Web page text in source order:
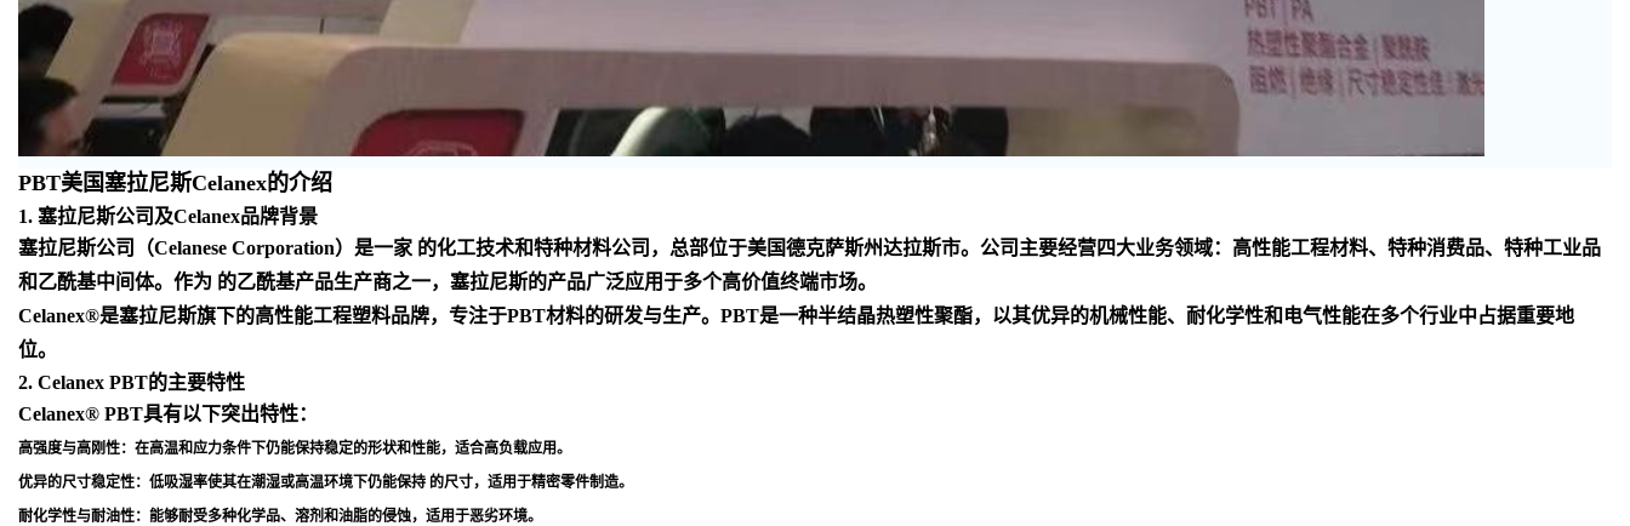
PBT美国塞拉尼斯Celanex的介绍
1. 塞拉尼斯公司及Celanex品牌背景
塞拉尼斯公司（Celanese Corporation）是一家 的化工技术和特种材料公司，总部位于美国德克萨斯州达拉斯市。公司主要经营四大业务领域：高性能工程材料、特种消费品、特种工业品
和乙酰基中间体。作为 的乙酰基产品生产商之一，塞拉尼斯的产品广泛应用于多个高价值终端市场。
Celanex®是塞拉尼斯旗下的高性能工程塑料品牌，专注于PBT材料的研发与生产。PBT是一种半结晶热塑性聚酯，以其优异的机械性能、耐化学性和电气性能在多个行业中占据重要地
位。
2. Celanex PBT的主要特性
Celanex® PBT具有以下突出特性：
高强度与高刚性：在高温和应力条件下仍能保持稳定的形状和性能，适合高负载应用。
优异的尺寸稳定性：低吸湿率使其在潮湿或高温环境下仍能保持 的尺寸，适用于精密零件制造。
耐化学性与耐油性：能够耐受多种化学品、溶剂和油脂的侵蚀，适用于恶劣环境。